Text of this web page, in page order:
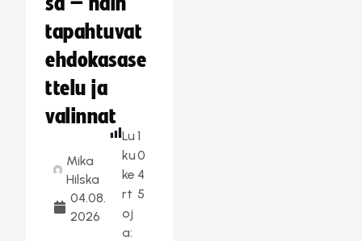
tapahtuvat
ehdokasase
ttelu ja
valinnat
Mika
Hilska
04.08.
2026
Lu
ku
ke
rt
oj
a:
1
0
4
5